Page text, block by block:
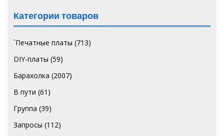
Категории товаров
`Печатные платы (713)
DIY-платы (59)
Барахолка (2007)
В пути (61)
Группа (39)
Запросы (112)